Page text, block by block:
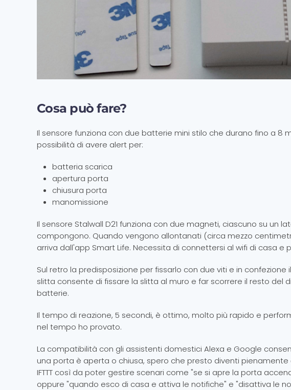
Cosa può fare?
Il sensore funziona con due batterie mini stilo che durano fino a
possibilità di avere alert per:
batteria scarica
apertura porta
chiusura porta
manomissione
Il sensore Stalwall D21 funziona con due magneti, ciascuno su un
compongono. Quando vengono allontanati (circa mezzo
arriva dall'app Smart Life. Necessita di connettersi al wifi di casa
Sul retro la predisposizione per fissarlo con due viti e in
slitta consente di fissare la slitta al muro e far scorrere il resto del
batterie.
Il tempo di reazione, 5 secondi, è ottimo, molto più rapido e
nel tempo ho provato.
La compatibilità con gli assistenti domestici Alexa e Google
una porta è aperta o chiusa, spero che presto diventi
IFTTT così da poter gestire scenari come "se si apre la porta
oppure "quando esco di casa e attiva le notifiche" e "disattiva le